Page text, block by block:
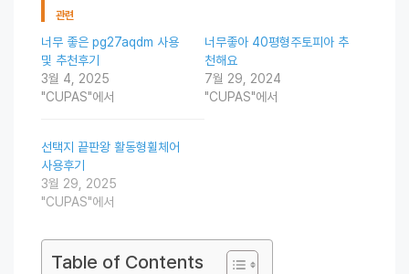
관련
너무 좋은 pg27aqdm 사용
및 추천후기
3월 4, 2025
"CUPAS"에서
너무좋아 40평형주토피아 추
천해요
7월 29, 2024
"CUPAS"에서
선택지 끝판왕 활동형휠체어
사용후기
3월 29, 2025
"CUPAS"에서
Table of Contents